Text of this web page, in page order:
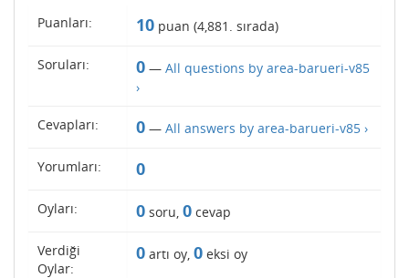
Puanları: 10 puan (4,881 . sırada)
Soruları: 0 — All questions by area-barueri-v85
›
Cevapları: 0 — All answers by area-barueri-v85 ›
Yorumları: 0
Oyları: 0 soru, 0 cevap
Verdiği
Oylar:
0 artı oy, 0 eksi oy